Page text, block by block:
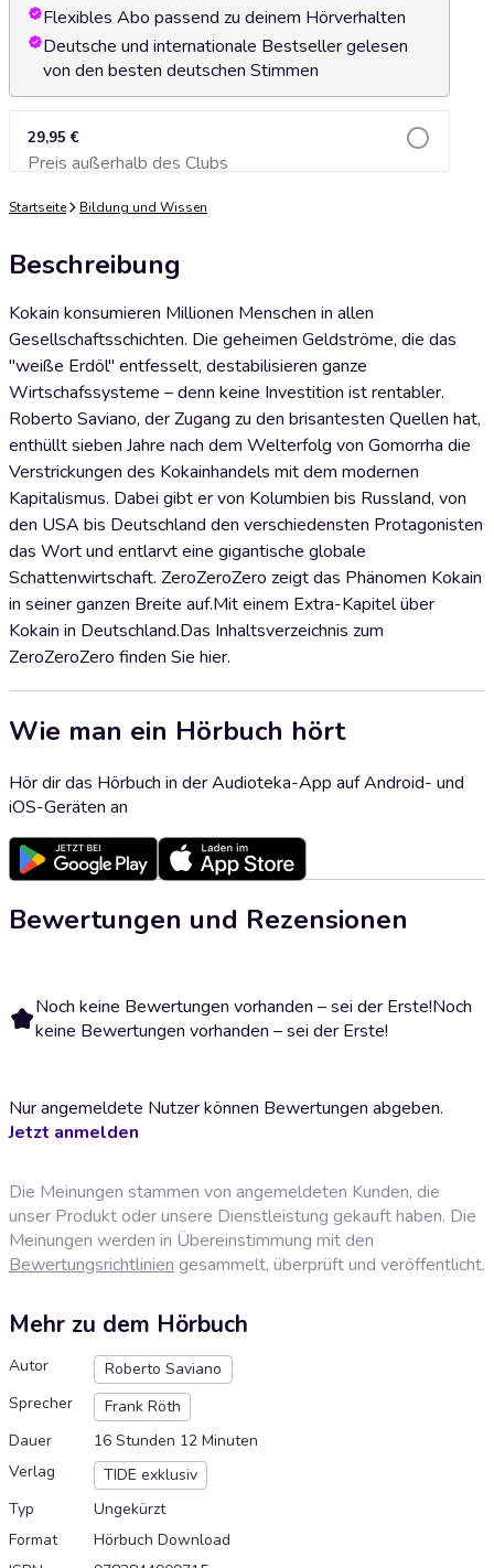
Flexibles Abo passend zu deinem Hörverhalten
Deutsche und internationale Bestseller gelesen
von den besten deutschen Stimmen
29,95 €
Preis außerhalb des ClubsZum Warenkorb hinzufügen
Startseite Bildung und Wissen
Beschreibung
Kokain konsumieren Millionen Menschen in allen
Gesellschaftsschichten. Die geheimen Geldströme, die das
"weiße Erdöl" entfesselt, destabilisieren ganze
Wirtschafssysteme – denn keine Investition ist rentabler.
Roberto Saviano, der Zugang zu den brisantesten Quellen hat,
enthüllt sieben Jahre nach dem Welterfolg von Gomorrha die
Verstrickungen des Kokainhandels mit dem modernen
Kapitalismus. Dabei gibt er von Kolumbien bis Russland, von
den USA bis Deutschland den verschiedensten Protagonisten
das Wort und entlarvt eine gigantische globale
Schattenwirtschaft. ZeroZeroZero zeigt das Phänomen Kokain
in seiner ganzen Breite auf.Mit einem Extra-Kapitel über
Kokain in Deutschland.Das Inhaltsverzeichnis zum
ZeroZeroZero finden Sie hier.
Wie man ein Hörbuch hört
Hör dir das Hörbuch in der Audioteka-App auf Android- und
iOS-Geräten an
Bewertungen und Rezensionen
Noch keine Bewertungen vorhanden – sei der Erste!Noch
keine Bewertungen vorhanden – sei der Erste!
Nur angemeldete Nutzer können Bewertungen abgeben.
Jetzt anmelden
Die Meinungen stammen von angemeldeten Kunden, die
unser Produkt oder unsere Dienstleistung gekauft haben. Die
Meinungen werden in Übereinstimmung mit den
Bewertungsrichtlinien gesammelt, überprüft und veröffentlicht.
Mehr zu dem Hörbuch
Autor
Roberto Saviano
Sprecher
Frank Röth
Dauer
16 Stunden 12 Minuten
Verlag
TIDE exklusiv
Typ
Ungekürzt
Format
Hörbuch Download